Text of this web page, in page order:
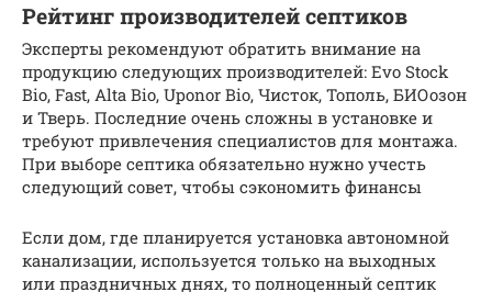
Рейтинг производителей септиков
Эксперты рекомендуют обратить внимание на
продукцию следующих производителей: Evo Stock
Bio, Fast, Alta Bio, Uponor Bio, Чисток, Тополь, БИОозон
и Тверь. Последние очень сложны в установке и
требуют привлечения специалистов для монтажа.
При выборе септика обязательно нужно учесть
следующий совет, чтобы сэкономить финансы
Если дом, где планируется установка автономной
канализации, используется только на выходных
или праздничных днях, то полноценный септик